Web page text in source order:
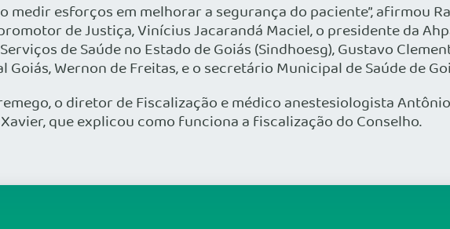
medir esforços em melhorar a segurança do paciente”, afirmou
de Justiça, Vinícius Jacarandá Maciel, o presidente da
de Saúde no Estado de Goiás (Sindhoesg), Gustavo
Wernon de Freitas, e o secretário Municipal de Saúde de
o diretor de Fiscalização e médico anestesiologista
que explicou como funciona a fiscalização do Conselho.